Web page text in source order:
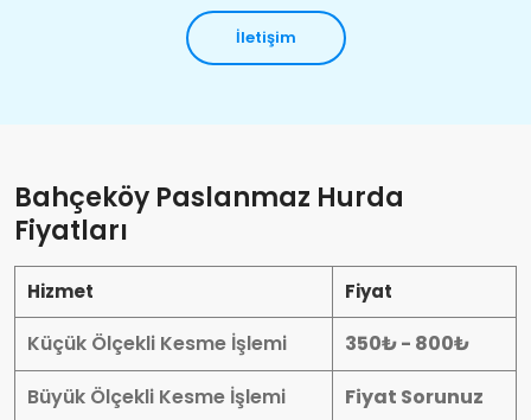
İletişim
Bahçeköy Paslanmaz Hurda
Fiyatları
Hizmet Fiyat
Küçük Ölçekli Kesme İşlemi
350₺ - 800₺
Büyük Ölçekli Kesme İşlemi
Fiyat Sorunuz